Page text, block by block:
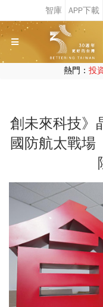
熱門： 投
創未來科技》
國防航太戰